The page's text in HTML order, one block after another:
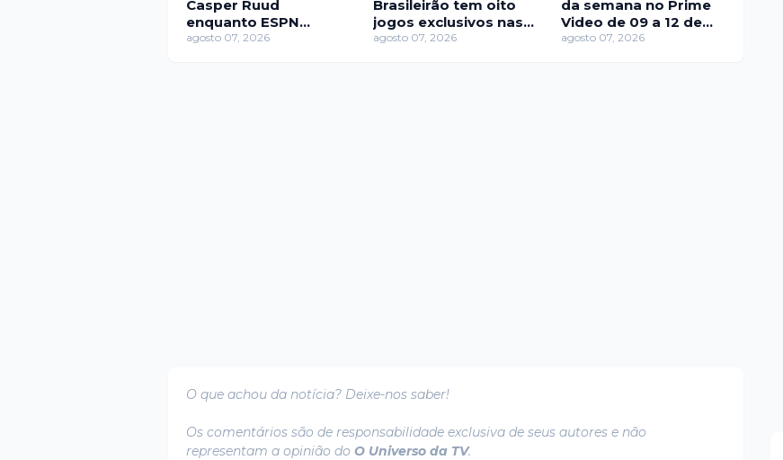
Casper Ruud
enquanto ESPN
transmite oitavas da
agosto 07, 2026
Brasileirão tem oito
jogos exclusivos nas
plataformas Globo
agosto 07, 2026
da semana no Prime
Video de 09 a 12 de
agosto
agosto 07, 2026
O que achou da notícia? Deixe-nos saber!
Os comentários são de responsabilidade exclusiva de seus autores e não
representam a opinião do O Universo da TV.